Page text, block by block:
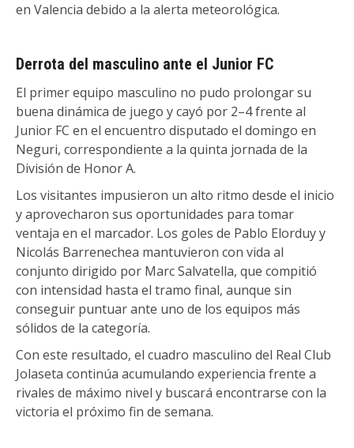
en Valencia debido a la alerta meteorológica.
Derrota del masculino ante el Junior FC
El primer equipo masculino no pudo prolongar su
buena dinámica de juego y cayó por 2–4 frente al
Junior FC en el encuentro disputado el domingo en
Neguri, correspondiente a la quinta jornada de la
División de Honor A.
Los visitantes impusieron un alto ritmo desde el inicio
y aprovecharon sus oportunidades para tomar
ventaja en el marcador. Los goles de Pablo Elorduy y
Nicolás Barrenechea mantuvieron con vida al
conjunto dirigido por Marc Salvatella, que compitió
con intensidad hasta el tramo final, aunque sin
conseguir puntuar ante uno de los equipos más
sólidos de la categoría.
Con este resultado, el cuadro masculino del Real Club
Jolaseta continúa acumulando experiencia frente a
rivales de máximo nivel y buscará encontrarse con la
victoria el próximo fin de semana.